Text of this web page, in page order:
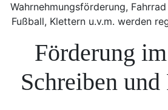
Wahrnehmungsförderung,
Fußball, Klettern u.v.m. werden
Förderung
Schreiben und